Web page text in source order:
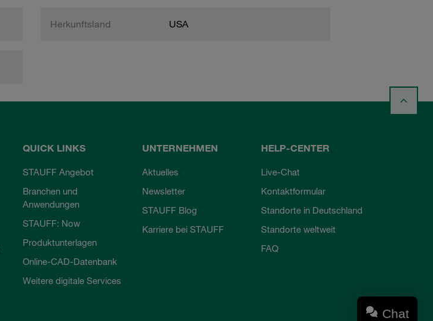
Herkunftsland USA
QUICK LINKS
STAUFF Angebot
Branchen und
Anwendungen
STAUFF: Now
Produktunterlagen
Online-CAD-Datenbank
Weitere digitale Services
UNTERNEHMEN
Aktuelles
Newsletter
STAUFF Blog
Karriere bei STAUFF
HELP-CENTER
Live-Chat
Kontaktformular
Standorte in Deutschland
Standorte weltweit
FAQ
Chat